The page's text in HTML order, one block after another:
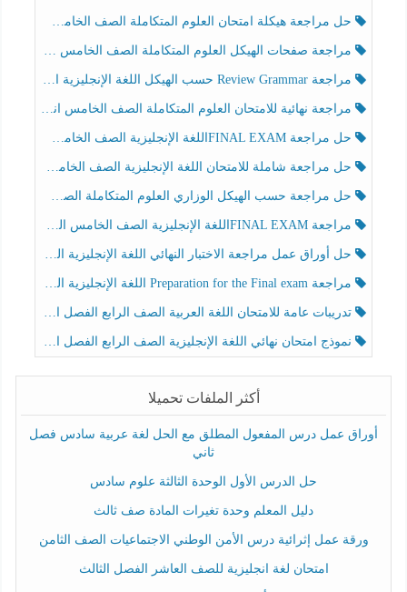
حل مراجعة هيكلة امتحان العلوم المتكاملة الصف الخامس عام الفصل الثالث
مراجعة صفحات الهيكل العلوم المتكاملة الصف الخامس انسبير الفصل الثالث
مراجعة Review Grammar حسب الهيكل اللغة الإنجليزية الصف الخامس الفصل الثالث
مراجعة نهائية للامتحان العلوم المتكاملة الصف الخامس انسبير الفصل الثالث
حل مراجعة FINAL EXAMاللغة الإنجليزية الصف الخامس الفصل الثالث
حل مراجعة شاملة للامتحان اللغة الإنجليزية الصف الخامس الفصل الثالث
حل مراجعة حسب الهيكل الوزاري العلوم المتكاملة الصف الخامس عام الفصل الثالث
مراجعة FINAL EXAMاللغة الإنجليزية الصف الخامس الفصل الثالث
حل أوراق عمل مراجعة الاختبار النهائي اللغة الإنجليزية الصف الرابع الفصل الثالث
مراجعة Preparation for the Final exam اللغة الإنجليزية الصف الرابع الفصل الثالث
تدريبات عامة للامتحان اللغة العربية الصف الرابع الفصل الثالث
نموذج امتحان نهائي اللغة الإنجليزية الصف الرابع الفصل الثالث
أكثر الملفات تحميلا
أوراق عمل درس المفعول المطلق مع الحل لغة عربية سادس فصل
ثاني
حل الدرس الأول الوحدة الثالثة علوم سادس
دليل المعلم وحدة تغيرات المادة صف ثالث
ورقة عمل إثرائية درس الأمن الوطني الاجتماعيات الصف الثامن
امتحان لغة انجليزية للصف العاشر الفصل الثالث